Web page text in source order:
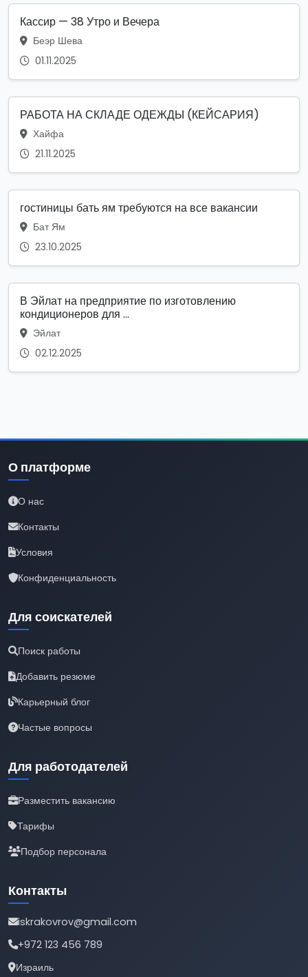
Кассир — 38 Утро и Вечера
Беэр Шева
01.11.2025
РАБОТА НА СКЛАДЕ ОДЕЖДЫ (КЕЙСАРИЯ)
Хайфа
21.11.2025
гостиницы бать ям требуются на все вакансии
Бат Ям
23.10.2025
В Эйлат на предприятие по изготовлению
кондиционеров для ...
Эйлат
02.12.2025
О платформе
О нас
Контакты
Условия
Конфиденциальность
Для соискателей
Поиск работы
Добавить резюме
Карьерный блог
Частые вопросы
Для работодателей
Разместить вакансию
Тарифы
Подбор персонала
Контакты
iskrakovrov@gmail.com
+972 123 456 789
Израиль